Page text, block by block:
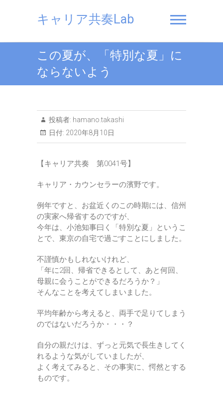
キャリア共奏Lab
この夏が、「特別な夏」に
ならないよう
投稿者: hamano.takashi
日付: 2020年8月10日
【キャリア共奏 第0041号】
キャリア・カウンセラーの濱野です。
例年ですと、お盆近くのこの時期には、信州
の実家へ帰省するのですが、
今年は、小池知事曰く「特別な夏」というこ
とで、東京の自宅で過ごすことにしました。
不謹慎かもしれないけれど、
「年に2回、帰省できるとして、あと何回、
母親に会うことができるだろうか？」
そんなことを考えてしまいました。
平均年齢から考えると、両手で足りてしまう
のではないだろうか・・・？
自分の親だけは、ずっと元気で長生きしてく
れるような気がしていましたが、
よく考えてみると、その事実に、愕然とする
ものです。